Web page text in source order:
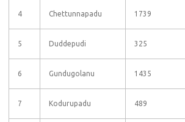
4 Chettunnapadu 1739
5 Duddepudi 325
6 Gundugolanu 1435
7 Kodurupadu 489